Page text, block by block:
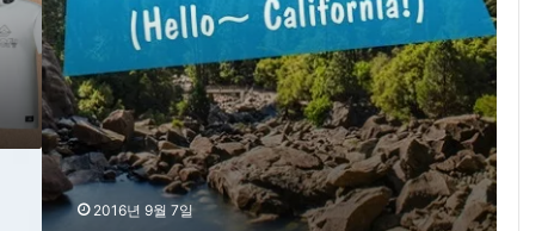
약
캘
리
포
니
아
여
행
프
2016년 9월 7일